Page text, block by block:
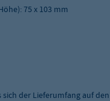
75 x 103 mm
sich der Lieferumfang auf